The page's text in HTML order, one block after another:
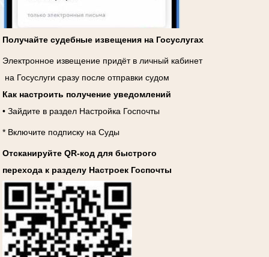
Получайте судебные извещения на Госуслугах
Электронное извещение придёт в личный кабинет
на Госуслуги сразу после отправки судом
Как настроить получение уведомлений
• Зайдите в раздел Настройка Госпочты
* Включите подписку на Суды
Отсканируйте QR-код для быстрого
перехода к разделу Настроек Госпочты